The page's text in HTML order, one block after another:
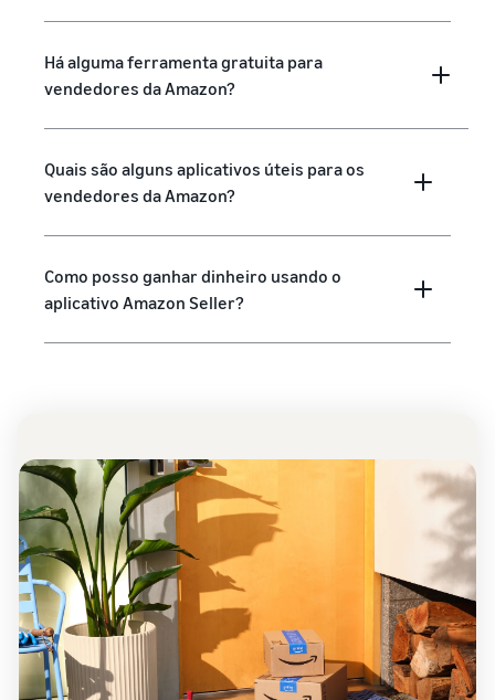
Há alguma ferramenta gratuita para
vendedores da Amazon?
Quais são alguns aplicativos úteis para os
vendedores da Amazon?
Como posso ganhar dinheiro usando o
aplicativo Amazon Seller?